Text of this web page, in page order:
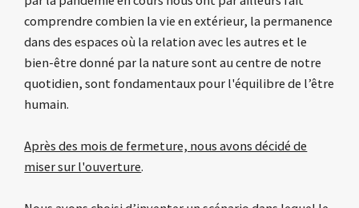
comprendre combien la vie en extérieur, la permanence
dans des espaces où la relation avec les autres et le
bien-être donné par la nature sont au centre de notre
quotidien, sont fondamentaux pour l'équilibre de l’être
humain.
Après des mois de fermeture, nous avons décidé de
miser sur l'ouverture.